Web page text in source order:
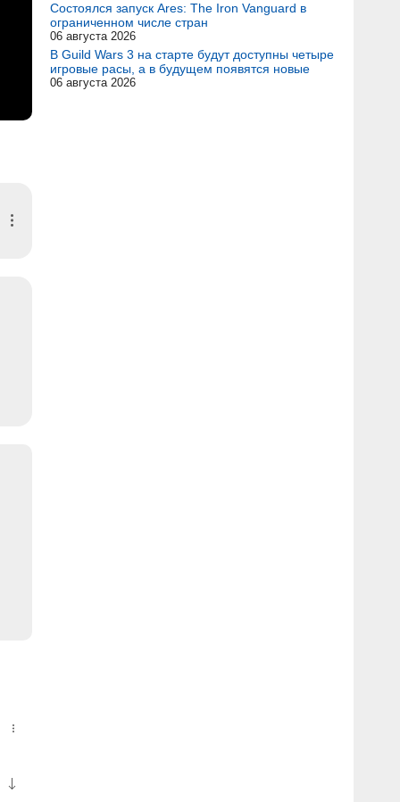
Состоялся запуск Ares: The Iron Vanguard в
ограниченном числе стран
06 августа 2026
В Guild Wars 3 на старте будут доступны четыре
игровые расы, а в будущем появятся новые
06 августа 2026